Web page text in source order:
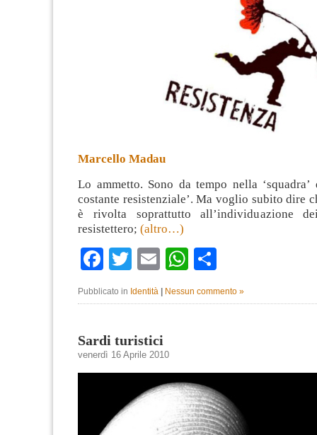
Marcello Madau
Lo ammetto. Sono da tempo nella
costante resistenziale’. Ma voglio subito dire
è rivolta soprattutto all’individuazione
resistettero; (altro…)
Facebook
TwitterEmailWhatsApp
Pubblicato in Identità Nessun commento »
Sardi turistici
venerdì 16 Aprile 2010